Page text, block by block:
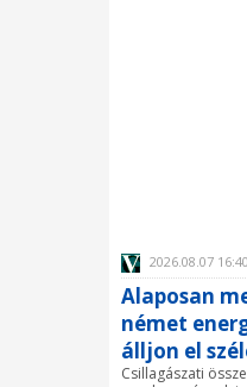
2026.08.07
Alaposan
német
álljon el
Csillagászati